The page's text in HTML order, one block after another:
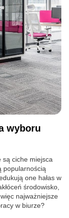
wyboru
są ciche miejsca
popularnością
one hałas w
środowisko,
najważniejsze
w biurze?